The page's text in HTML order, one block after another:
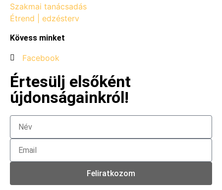
Szakmai tanácsadás
Étrend | edzésterv
Kövess minket
Facebook
Értesülj elsőként
újdonságainkról!
Feliratkozom